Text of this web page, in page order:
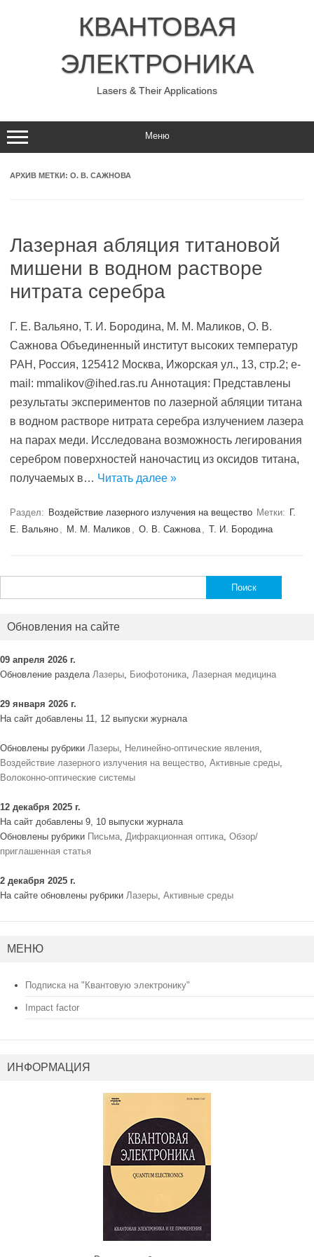
КВАНТОВАЯ
ЭЛЕКТРОНИКА
Lasers & Their Applications
Меню
АРХИВ МЕТКИ: О. В. САЖНОВА
Лазерная абляция титановой
мишени в водном растворе
нитрата серебра
Г. Е. Вальяно, Т. И. Бородина, М. М. Маликов, О. В.
Сажнова Объединенный институт высоких температур
РАН, Россия, 125412 Москва, Ижорская ул., 13, стр.2; e-
mail: mmalikov@ihed.ras.ru Аннотация: Представлены
результаты экспериментов по лазерной абляции титана
в водном растворе нитрата серебра излучением лазера
на парах меди. Исследована возможность легирования
серебром поверхностей наночастиц из оксидов титана,
получаемых в… Читать далее »
Раздел: Воздействие лазерного излучения на вещество Метки: Г.
Е. Вальяно , М. М. Маликов , О. В. Сажнова , Т. И. Бородина
Обновления на сайте
09 апреля 2026 г.
Обновление раздела Лазеры, Биофотоника, Лазерная медицина
29 января 2026 г.
На сайт добавлены 11, 12 выпуски журнала
Обновлены рубрики Лазеры, Нелинейно-оптические явления,
Воздействие лазерного излучения на вещество, Активные среды,
Волоконно-оптические системы
12 декабря 2025 г.
На сайт добавлены 9, 10 выпуски журнала
Обновлены рубрики Письма, Дифракционная оптика, Обзор/
приглашенная статья
2 декабря 2025 г.
На сайте обновлены рубрики Лазеры, Активные среды
МЕНЮ
Подписка на "Квантовую электронику"
Impact factor
ИНФОРМАЦИЯ